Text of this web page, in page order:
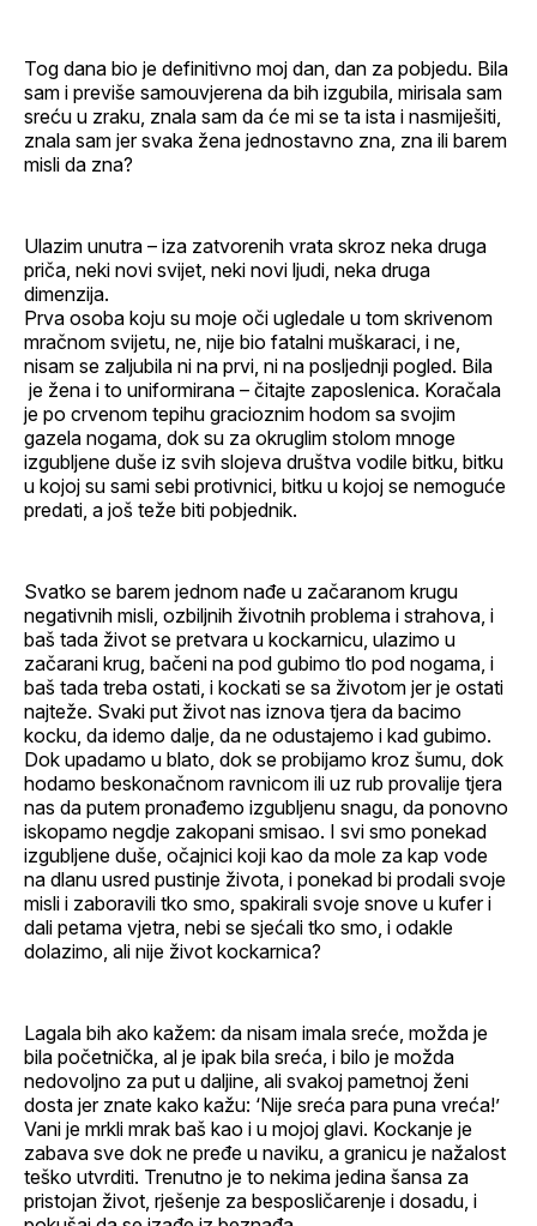
Tog dana bio je definitivno moj dan, dan za pobjedu. Bila
sam i previše samouvjerena da bih izgubila, mirisala sam
sreću u zraku, znala sam da će mi se ta ista i nasmiješiti,
znala sam jer svaka žena jednostavno zna, zna ili barem
misli da zna?
Ulazim unutra – iza zatvorenih vrata skroz neka druga
priča, neki novi svijet, neki novi ljudi, neka druga
dimenzija.
Prva osoba koju su moje oči ugledale u tom skrivenom
mračnom svijetu, ne, nije bio fatalni muškaraci, i ne,
nisam se zaljubila ni na prvi, ni na posljednji pogled. Bila
je žena i to uniformirana – čitajte zaposlenica. Koračala
je po crvenom tepihu gracioznim hodom sa svojim
gazela nogama, dok su za okruglim stolom mnoge
izgubljene duše iz svih slojeva društva vodile bitku, bitku
u kojoj su sami sebi protivnici, bitku u kojoj se nemoguće
predati, a još teže biti pobjednik.
Svatko se barem jednom nađe u začaranom krugu
negativnih misli, ozbiljnih životnih problema i strahova, i
baš tada život se pretvara u kockarnicu, ulazimo u
začarani krug, bačeni na pod gubimo tlo pod nogama, i
baš tada treba ostati, i kockati se sa životom jer je ostati
najteže. Svaki put život nas iznova tjera da bacimo
kocku, da idemo dalje, da ne odustajemo i kad gubimo.
Dok upadamo u blato, dok se probijamo kroz šumu, dok
hodamo beskonačnom ravnicom ili uz rub provalije tjera
nas da putem pronađemo izgubljenu snagu, da ponovno
iskopamo negdje zakopani smisao. I svi smo ponekad
izgubljene duše, očajnici koji kao da mole za kap vode
na dlanu usred pustinje života, i ponekad bi prodali svoje
misli i zaboravili tko smo, spakirali svoje snove u kufer i
dali petama vjetra, nebi se sjećali tko smo, i odakle
dolazimo, ali nije život kockarnica?
Lagala bih ako kažem: da nisam imala sreće, možda je
bila početnička, al je ipak bila sreća, i bilo je možda
nedovoljno za put u daljine, ali svakoj pametnoj ženi
dosta jer znate kako kažu: ‘Nije sreća para puna vreća!’
Vani je mrkli mrak baš kao i u mojoj glavi. Kockanje je
zabava sve dok ne pređe u naviku, a granicu je nažalost
teško utvrditi. Trenutno je to nekima jedina šansa za
pristojan život, rješenje za besposličarenje i dosadu, i